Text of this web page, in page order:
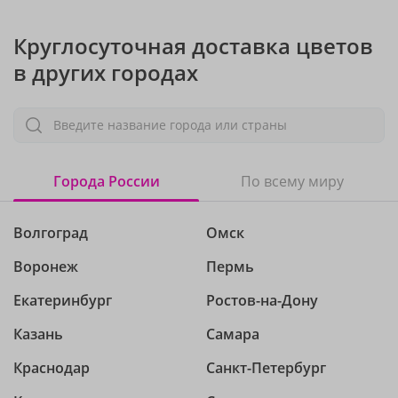
Круглосуточная доставка цветов
в других городах
Введите название города или страны
Города России По всему миру
Волгоград
Воронеж
Екатеринбург
Казань
Краснодар
Омск
Пермь
Ростов-на-Дону
Самара
Санкт-Петербург